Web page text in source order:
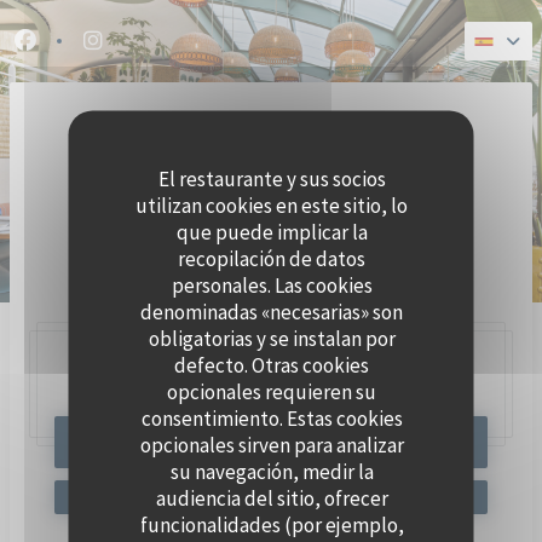
Personalización de sus opciones de cookies
El restaurante y sus socios
utilizan cookies en este sitio, lo
que puede implicar la
recopilación de datos
personales. Las cookies
denominadas «necesarias» son
obligatorias y se instalan por
defecto. Otras cookies
opcionales requieren su
consentimiento. Estas cookies
opcionales sirven para analizar
su navegación, medir la
audiencia del sitio, ofrecer
funcionalidades (por ejemplo,
Facebook ((abre en una nueva ventana))
Instagram ((abre en una nueva ventana))
BRASSERIE SEAFOOD
47, Quai Charles Pasqua,92300 Levallois-Perret
RESERVAR UNA MESA